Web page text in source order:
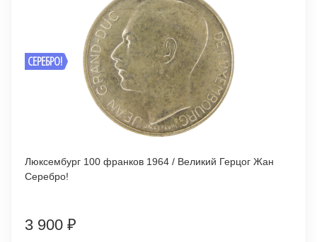
СЕРЕБРО!
Люксембург 100 франков 1964 / Великий Герцог Жан
Серебро!
3 900 ₽